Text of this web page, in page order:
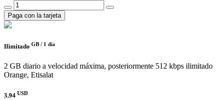
Paga con la tarjeta
Ilimitado GB / 1 día
2 GB diario a velocidad máxima, posteriormente 512 kbps ilimitado
Orange, Etisalat
3.94 USD